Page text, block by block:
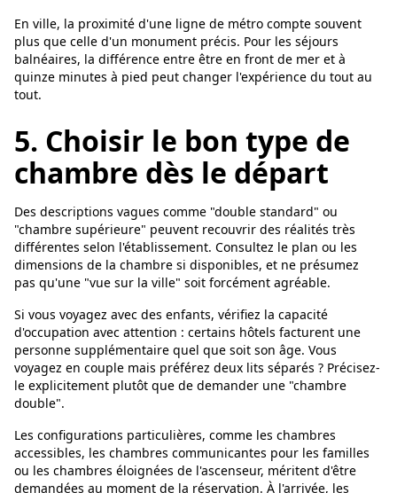
En ville, la proximité d'une ligne de métro compte souvent
plus que celle d'un monument précis. Pour les séjours
balnéaires, la différence entre être en front de mer et à
quinze minutes à pied peut changer l'expérience du tout au
tout.
5. Choisir le bon type de
chambre dès le départ
Des descriptions vagues comme "double standard" ou
"chambre supérieure" peuvent recouvrir des réalités très
différentes selon l'établissement. Consultez le plan ou les
dimensions de la chambre si disponibles, et ne présumez
pas qu'une "vue sur la ville" soit forcément agréable.
Si vous voyagez avec des enfants, vérifiez la capacité
d'occupation avec attention : certains hôtels facturent une
personne supplémentaire quel que soit son âge. Vous
voyagez en couple mais préférez deux lits séparés ? Précisez-
le explicitement plutôt que de demander une "chambre
double".
Les configurations particulières, comme les chambres
accessibles, les chambres communicantes pour les familles
ou les chambres éloignées de l'ascenseur, méritent d'être
demandées au moment de la réservation. À l'arrivée, les